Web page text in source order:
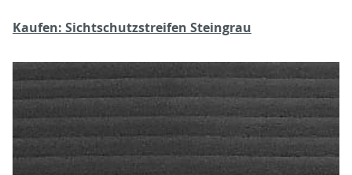
Kaufen: Sichtschutzstreifen Steingrau